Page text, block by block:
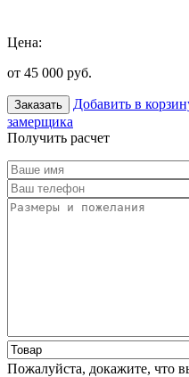
Цена:
от 45 000 руб.
Заказать Добавить в
замерщика
Получить расчет
Пожалуйста, докажите, что